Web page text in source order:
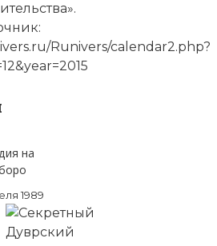
Runivers/calendar2.php?
на
1989